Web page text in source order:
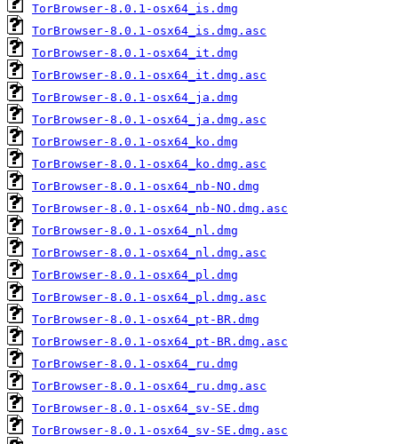
TorBrowser-8.0.1-osx64_is.dmg
TorBrowser-8.0.1-osx64_is.dmg.asc
TorBrowser-8.0.1-osx64_it.dmg
TorBrowser-8.0.1-osx64_it.dmg.asc
TorBrowser-8.0.1-osx64_ja.dmg
TorBrowser-8.0.1-osx64_ja.dmg.asc
TorBrowser-8.0.1-osx64_ko.dmg
TorBrowser-8.0.1-osx64_ko.dmg.asc
TorBrowser-8.0.1-osx64_nb-NO.dmg
TorBrowser-8.0.1-osx64_nb-NO.dmg.asc
TorBrowser-8.0.1-osx64_nl.dmg
TorBrowser-8.0.1-osx64_nl.dmg.asc
TorBrowser-8.0.1-osx64_pl.dmg
TorBrowser-8.0.1-osx64_pl.dmg.asc
TorBrowser-8.0.1-osx64_pt-BR.dmg
TorBrowser-8.0.1-osx64_pt-BR.dmg.asc
TorBrowser-8.0.1-osx64_ru.dmg
TorBrowser-8.0.1-osx64_ru.dmg.asc
TorBrowser-8.0.1-osx64_sv-SE.dmg
TorBrowser-8.0.1-osx64_sv-SE.dmg.asc